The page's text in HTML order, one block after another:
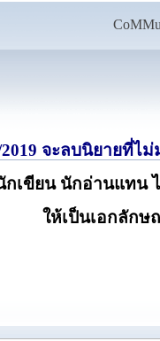
2019 จะลบนิยายที่ไ
กเขียน นักอ่านแทน
ให้เป็นเอกลักษ